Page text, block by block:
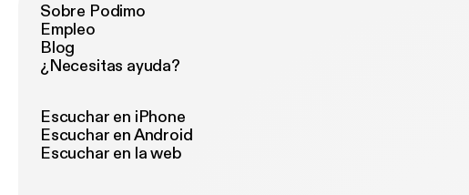
Sobre Podimo
Empleo
Blog
¿Necesitas ayuda?
Escuchar en iPhone
Escuchar en Android
Escuchar en la web